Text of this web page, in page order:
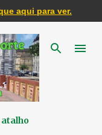
atalho
aqui para ver.